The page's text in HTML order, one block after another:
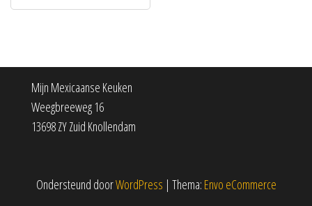
Mijn Mexicaanse Keuken
Weegbreeweg 16
13698 ZY Zuid Knollendam
Ondersteund doorWordPress | Thema: Envo eCommerce